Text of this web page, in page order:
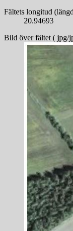
Fältets longitud
20.94693
Bild över fältet ( jpg/